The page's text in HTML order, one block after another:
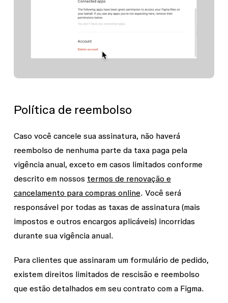
Política de reembolso
Caso você cancele sua assinatura, não haverá
reembolso de nenhuma parte da taxa paga pela
vigência anual, exceto em casos limitados conforme
descrito em nossos termos de renovação e
cancelamento para compras online. Você será
responsável por todas as taxas de assinatura (mais
impostos e outros encargos aplicáveis) incorridas
durante sua vigência anual.
Para clientes que assinaram um formulário de pedido,
existem direitos limitados de rescisão e reembolso
que estão detalhados em seu contrato com a Figma.